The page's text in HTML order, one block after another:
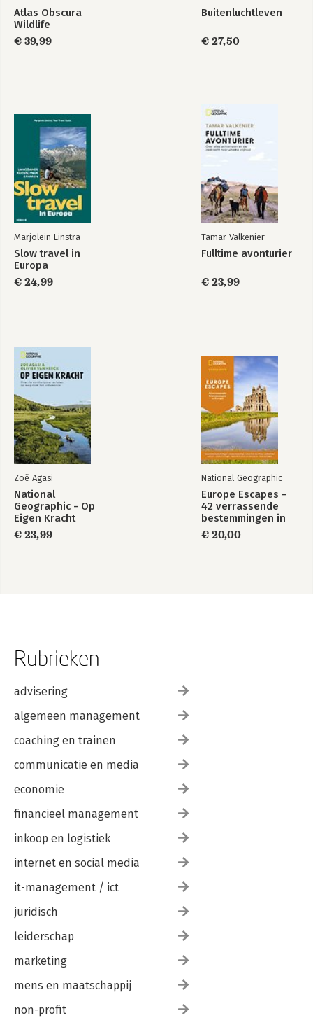
Atlas Obscura
Wildlife
€ 39,99
Buitenluchtleven
€ 27,50
Marjolein Linstra
Slow travel in
Europa
€ 24,99
Tamar Valkenier
Fulltime avonturier
€ 23,99
Zoë Agasi
National
Geographic - Op
Eigen Kracht
€ 23,99
National Geographic
Europe Escapes -
42 verrassende
bestemmingen in
Europa
€ 20,00
Rubrieken
advisering
algemeen management
coaching en trainen
communicatie en media
economie
financieel management
inkoop en logistiek
internet en social media
it-management / ict
juridisch
leiderschap
marketing
mens en maatschappij
non-profit